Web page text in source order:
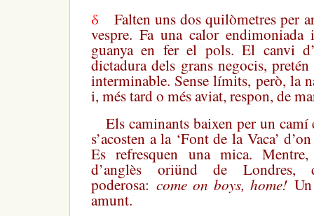
δFalten uns dos quilòmetres per
vespre. Fa una calor endimoniada
guanya en fer el pols. El canvi
dictadura dels grans negocis,
interminable. Sense límits, però, la
i, més tard o més aviat, respon, de
Els caminants baixen per un
s’acosten a la ‘Font de la Vaca’
Es refresquen una mica.
d’anglès oriünd de
poderosa: come on boys, home!
amunt.